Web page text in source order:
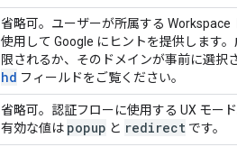
省略可。ユーザーが所属する
使用して Google にヒントを提供します
限されるか、そのドメインが事前に選択
hd フィールドをご覧ください。
省略可。認証フローに使用する UX モー
有効な値は popup と redirect です。